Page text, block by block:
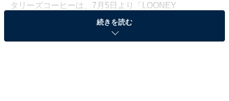
タリーズコーヒーは、7月5日より「LOONEY
TUNES（ルーニー・テューンズ）」とコラボレーション
したドリンクやフード、グッズなどを発売。また、オン
続きを読む